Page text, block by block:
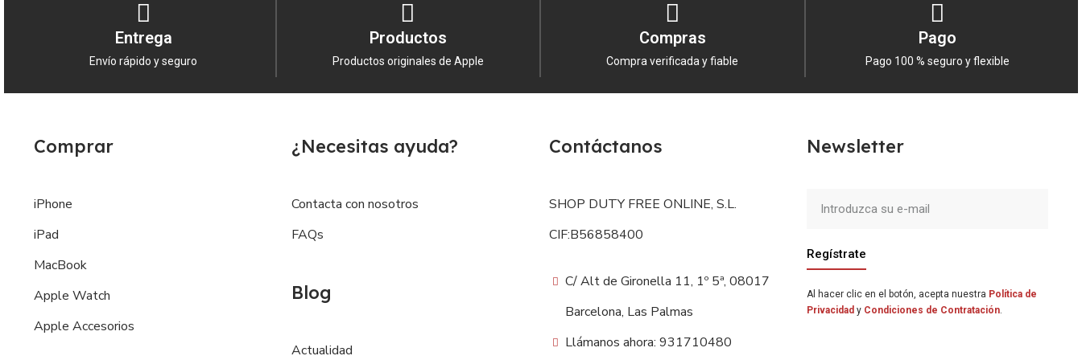
Entrega
Envío rápido y seguro
Productos
Productos originales de Apple
Compras
Compra verificada y fiable
Pago
Pago 100 % seguro y flexible
Comprar
iPhone
iPad
MacBook
Apple Watch
Apple Accesorios
¿Necesitas ayuda?
Contacta con nosotros
FAQs
Blog
Actualidad
Contáctanos
SHOP DUTY FREE ONLINE, S.L.
CIF:B56858400
C/ Alt de Gironella 11, 1º 5ª, 08017
Barcelona, Las Palmas
Llámanos ahora: 931710480
Newsletter
Regístrate
Al hacer clic en el botón, acepta nuestra Política de
Privacidad y Condiciones de Contratación.